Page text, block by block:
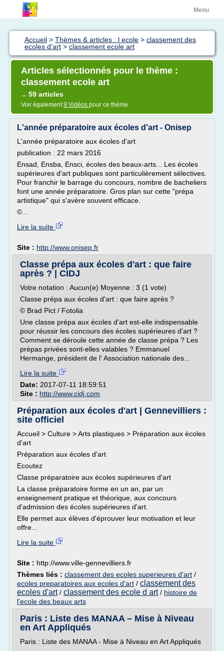
Menu
Accueil > Thèmes & articles : l ecole > classement des
ecoles d'art > classement ecole art
Articles sélectionnés pour le thème :
classement ecole art
→ 59 articles
Voir également9 Vidéos pour ce thème
L'année préparatoire aux écoles d'art - Onisep
L'année préparatoire aux écoles d'art
publication : 22 mars 2016
Ensad, Ensba, Ensci, écoles des beaux-arts... Les écoles
supérieures d'art publiques sont particulièrement sélectives.
Pour franchir le barrage du concours, nombre de bacheliers
font une année préparatoire. Gros plan sur cette "prépa
artistique" qui s'avère souvent efficace.
©...
Lire la suite
Site : http://www.onisep.fr
Classe prépa aux écoles d'art : que faire
après ? | CIDJ
Votre notation : Aucun(e) Moyenne : 3 (1 vote)
Classe prépa aux écoles d'art : que faire après ?
© Brad Pict / Fotolia
Une classe prépa aux écoles d'art est-elle indispensable
pour réussir les concours des écoles supérieures d'art ?
Comment se déroule cette année de classe prépa ? Les
prépas privées sont-elles valables ? Emmanuel
Hermange, président de l' Association nationale des...
Lire la suite
Date: 2017-07-11 18:59:51
Site : http://www.cidj.com
Préparation aux écoles d'art | Gennevilliers :
site officiel
Accueil > Culture > Arts plastiques > Préparation aux écoles
d'art
Préparation aux écoles d'art
Ecoutez
Classe préparatoire aux écoles supérieures d'art
La classe préparatoire forme en un an, par un
enseignement pratique et théorique, aux concours
d'admission des écoles supérieures d'art.
Elle permet aux élèves d'éprouver leur motivation et leur
offre...
Lire la suite
Site : http://www.ville-gennevilliers.fr
Thèmes liés : classement des ecoles superieures d'art /
ecoles preparatoires aux ecoles d'art / classement des
ecoles d'art/ classement des ecole d art/ histoire de
l'ecole des beaux arts
Paris : Liste des MANAA – Mise à Niveau
en Art Appliqués
Paris : Liste des MANAA - Mise à Niveau en Art Appliqués